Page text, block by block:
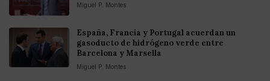
Miguel P. Montes
España, Francia y Portugal acuerdan un
gasoducto de hidrógeno verde entre
Barcelona y Marsella
Miguel P. Montes